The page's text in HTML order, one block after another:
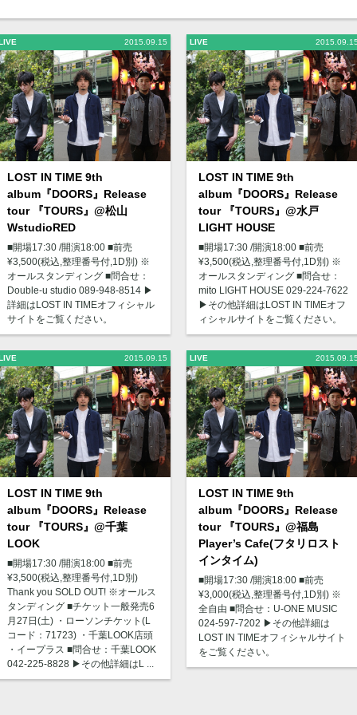
2015.09.15
LOST IN TIME 9th
album『DOORS』Release
tour 『TOURS』@松山
WstudioRED
■開場17:30 /開演18:00 ■前売
¥3,500(税込,整理番号付,1D別) ※
オールスタンディング ■問合せ：
Double-u studio 089-948-8514 ▶︎
詳細はLOST IN TIMEオフィシャル
サイトをご覧ください。
2015.09.15
LOST IN TIME 9th
album『DOORS』Release
tour 『TOURS』@千葉
LOOK
■開場17:30 /開演18:00 ■前売
¥3,500(税込,整理番号付,1D別)
Thank you SOLD OUT! ※オールス
タンディング ■チケット一般発売6
月27日(土) ・ローソンチケット(L
コード：71723) ・千葉LOOK店頭
・イープラス ■問合せ：千葉LOOK
042-225-8828 ▶︎その他詳細はL ...
LIVE
LOST IN TIME 9th
album『DOORS』Release
tour 『TOURS』@水戸
LIGHT HOUSE
■開場17:30 /開演18:00 ■前売
¥3,500(税込,整理番号付,1D別) ※
オールスタンディング ■問合せ：
mito LIGHT HOUSE 029-224-7622
▶︎その他詳細はLOST IN TIMEオフ
ィシャルサイトをご覧ください。
LIVE
LOST IN TIME 9th
album『DOORS』Release
tour 『TOURS』@福島
Player’s Cafe(フタリロスト
インタイム)
■開場17:30 /開演18:00 ■前売
¥3,000(税込,整理番号付,1D別) ※
全自由 ■問合せ：U-ONE MUSIC
024-597-7202 ▶︎その他詳細は
LOST IN TIMEオフィシャルサイト
をご覧ください。